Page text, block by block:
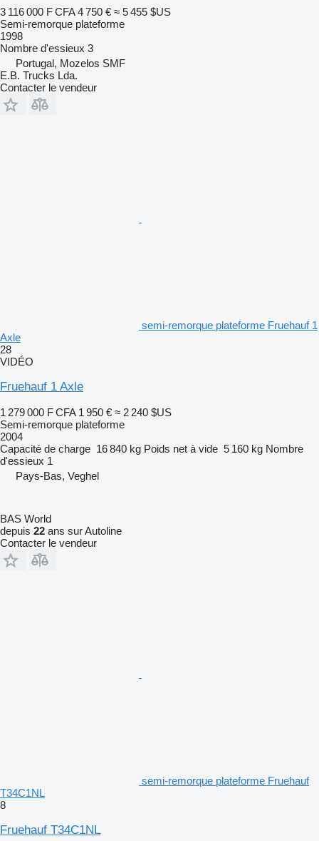
3 116 000 F CFA 4 750 € ≈ 5 455 $US
Semi-remorque plateforme
1998
Nombre d'essieux 3
Portugal, Mozelos SMF
E.B. Trucks Lda.
Contacter le vendeur
semi-remorque plateforme Fruehauf 1
Axle
28
VIDÉO
Fruehauf 1 Axle
1 279 000 F CFA 1 950 € ≈ 2 240 $US
Semi-remorque plateforme
2004
Capacité de charge 16 840 kg Poids net à vide 5 160 kg Nombre
d'essieux 1
Pays-Bas, Veghel
BAS World
depuis 22 ans sur Autoline
Contacter le vendeur
semi-remorque plateforme Fruehauf
T34C1NL
8
Fruehauf T34C1NL